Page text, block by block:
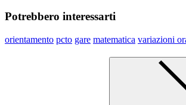
Potrebbero interessarti
orientamento pcto gare matematica variazioni